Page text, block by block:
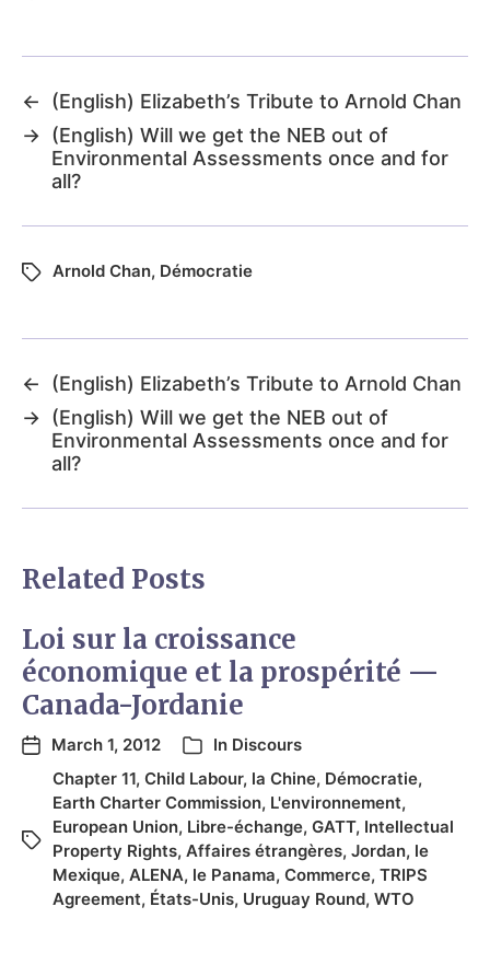
←
(English) Elizabeth’s Tribute to Arnold Chan
→ (English) Will we get the NEB out of
Environmental Assessments once and for
all?
Arnold Chan, Démocratie
←
(English) Elizabeth’s Tribute to Arnold Chan
→ (English) Will we get the NEB out of
Environmental Assessments once and for
all?
Related Posts
Loi sur la croissance
économique et la prospérité —
Canada-Jordanie
March 1, 2012 In Discours
Chapter 11, Child Labour, la Chine, Démocratie,
Earth Charter Commission, L'environnement,
European Union, Libre-échange, GATT, Intellectual
Property Rights, Affaires étrangères, Jordan, le
Mexique, ALENA, le Panama, Commerce, TRIPS
Agreement, États-Unis, Uruguay Round, WTO